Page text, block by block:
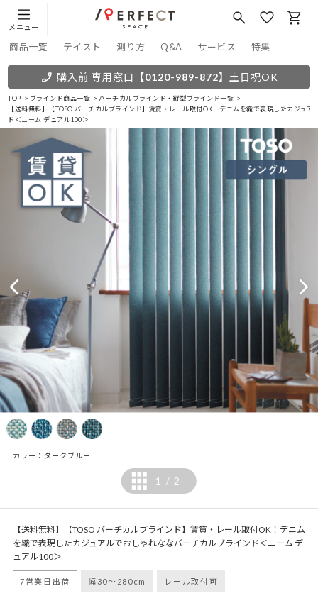
メニュー
商品一覧 テイスト 測り方 Q&A サービス 特集
購入前 専用窓口 【0120-989-872】 土日祝OK
TOP ブラインド商品一覧
バーチカルブラインド・縦型ブラインド一覧
【送料無料】【TOSO バーチカルブラインド】賃貸・レール取付OK！デニムを織で表現したカジュ
ド＜ニーム デュアル100＞
カラー：ダークブルー
1 / 2
【送料無料】【TOSO バーチカルブラインド】賃貸・レール取付OK！デニム
を織で表現したカジュアルでおしゃれななバーチカルブラインド＜ニーム デ
ュアル100＞
7営業日出荷 幅30～280cm レール取付可